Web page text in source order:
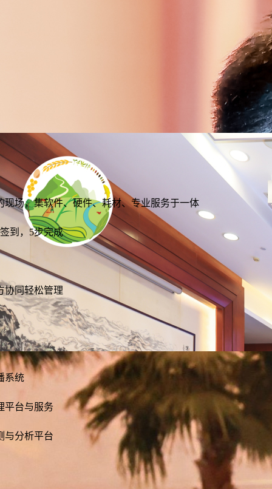
现场，集软件、硬件、耗材、专业服务于一体
到，5步完成
协同轻松管理
系统
平台与服务
与分析平台
中小型会议必看：哪种电子签到方式性价比最
高？
电子签到不仅能快速完成身份核验，还融合了制证、门禁与数据统计等多
重功能，能够快速完成签到过程，减少等待时间，同时能够通过数据分
析，为会议组织者提供宝贵的参会者信息，助力后续的会议管理和营销。
真正实现会务全流程的数字化管理。尤其对于中小型会议，轻量、灵活、
易操作的签到形式往往更受青睐。
政府大会 展览/博览会 学术会议
经销商大会
公关活动 发布会 培训会
了解详情